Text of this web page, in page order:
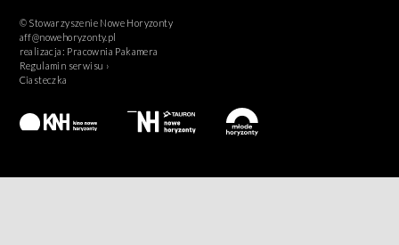
© Stowarzyszenie Nowe Horyzonty
aff@nowehoryzonty.pl
realizacja: Pracownia Pakamera
Regulamin serwisu ›
Ciasteczka